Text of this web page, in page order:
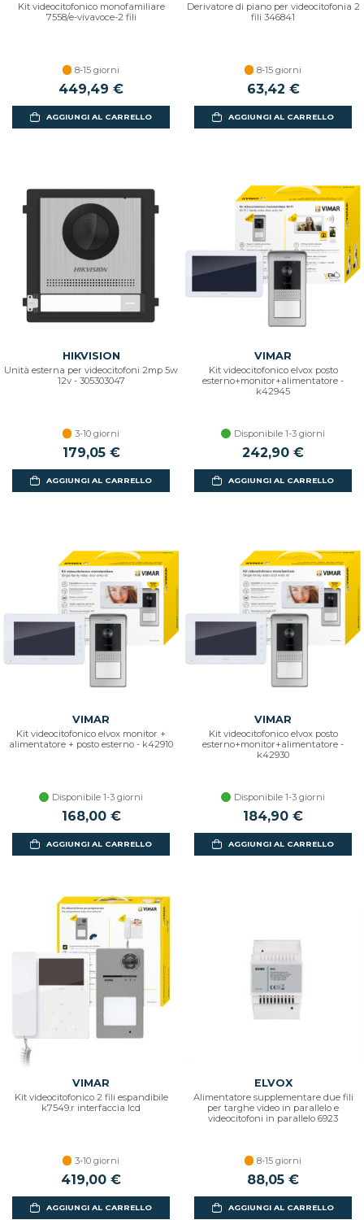
Kit videocitofonico monofamiliare
7558/e-vivavoce-2 fili
8-15 giorni
449,49 €
AGGIUNGI AL CARRELLO
Derivatore di piano per videocitofonia 2
fili 346841
8-15 giorni
63,42 €
AGGIUNGI AL CARRELLO
HIKVISION
Unità esterna per videocitofoni 2mp 5w
12v - 305303047
3-10 giorni
179,05 €
AGGIUNGI AL CARRELLO
VIMAR
Kit videocitofonico elvox posto
esterno+monitor+alimentatore -
k42945
Disponibile 1-3 giorni
242,90 €
AGGIUNGI AL CARRELLO
VIMAR
Kit videocitofonico elvox monitor +
alimentatore + posto esterno - k42910
Disponibile 1-3 giorni
168,00 €
AGGIUNGI AL CARRELLO
VIMAR
Kit videocitofonico elvox posto
esterno+monitor+alimentatore -
k42930
Disponibile 1-3 giorni
184,90 €
AGGIUNGI AL CARRELLO
VIMAR
Kit videocitofonico 2 fili espandibile
k7549.r interfaccia lcd
3-10 giorni
419,00 €
AGGIUNGI AL CARRELLO
ELVOX
Alimentatore supplementare due fili
per targhe video in parallelo e
videocitofoni in parallelo 6923
8-15 giorni
88,05 €
AGGIUNGI AL CARRELLO